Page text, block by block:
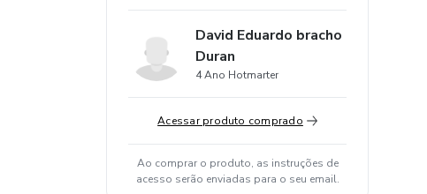
David Eduardo bracho
Duran
4 Ano Hotmarter
Acessar produto comprado
Ao comprar o produto, as instruções de
acesso serão enviadas para o seu email.